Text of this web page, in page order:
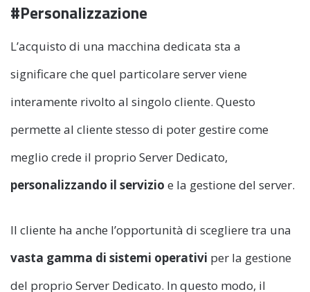
#Personalizzazione
L’acquisto di una macchina dedicata sta a
significare che quel particolare server viene
interamente rivolto al singolo cliente. Questo
permette al cliente stesso di poter gestire come
meglio crede il proprio Server Dedicato,
personalizzando il servizio e la gestione del server.
Il cliente ha anche l’opportunità di scegliere tra una
vasta gamma di sistemi operativi per la gestione
del proprio Server Dedicato. In questo modo, il